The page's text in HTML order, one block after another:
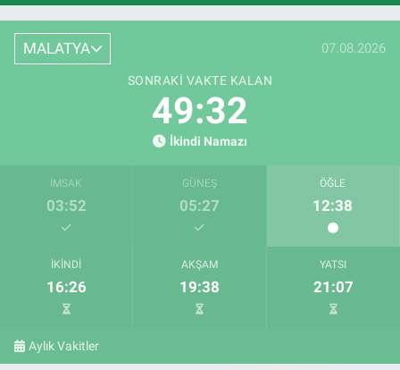
MALATYA 07.08.2026
SONRAKI VAKTE KALAN
49:31
İkindi Namazı
İMSAK
03:52
GÜNEŞ
05:27
ÖĞLE
12:38
İKINDI
16:26
AKŞAM
19:38
YATSI
21:07
Aylık Vakitler